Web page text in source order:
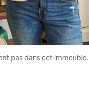
pas dans cet immeuble.